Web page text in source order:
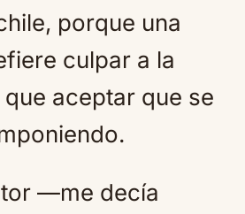
porque una
culpar a la
aceptar que se
—me decía